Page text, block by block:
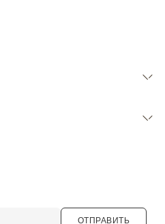
ОТПРАВИТЬ